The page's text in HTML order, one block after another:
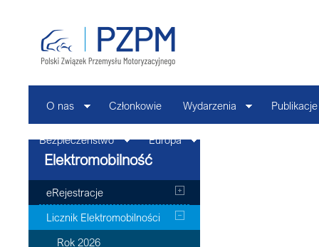
O nas Członkowie Wydarzenia Publikacje
Bezpieczeństwo Europa
Elektromobilność
eRejestracje
Licznik Elektromobilności
Rok 2026